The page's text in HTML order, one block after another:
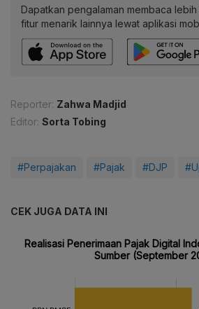
Dapatkan pengalaman membaca
fitur menarik lainnya lewat aplikasi
Reporter: Zahwa Madjid
Editor: Sorta Tobing
#Perpajakan #Pajak #DJP
CEK JUGA DATA INI